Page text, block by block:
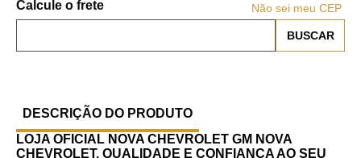
Não sei meu CEP
DESCRIÇÃO DO PRODUTO
LOJA OFICIAL NOVA CHEVROLET GM NOVA
CHEVROLET, QUALIDADE E CONFIANÇA AO SEU